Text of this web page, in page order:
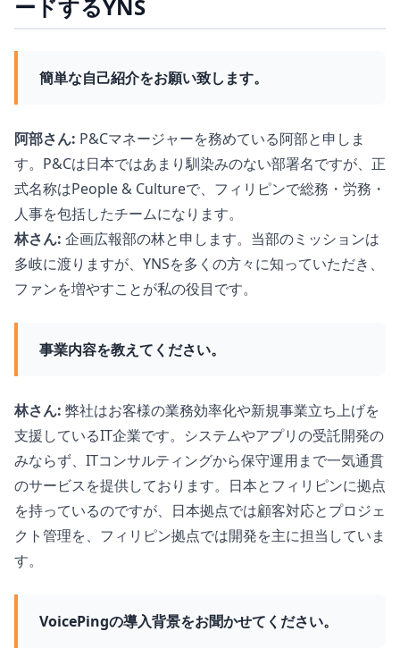
ードするYNS
簡単な自己紹介をお願い致します。
阿部さん: P&Cマネージャーを務めている阿部と申しま
す。P&Cは日本ではあまり馴染みのない部署名ですが、正
式名称はPeople & Cultureで、フィリピンで総務・労務・
人事を包括したチームになります。
林さん: 企画広報部の林と申します。当部のミッションは
多岐に渡りますが、YNSを多くの方々に知っていただき、
ファンを増やすことが私の役目です。
事業内容を教えてください。
林さん: 弊社はお客様の業務効率化や新規事業立ち上げを
支援しているIT企業です。システムやアプリの受託開発の
みならず、ITコンサルティングから保守運用まで一気通貫
のサービスを提供しております。日本とフィリピンに拠点
を持っているのですが、日本拠点では顧客対応とプロジェ
クト管理を、フィリピン拠点では開発を主に担当していま
す。
VoicePingの導入背景をお聞かせてください。